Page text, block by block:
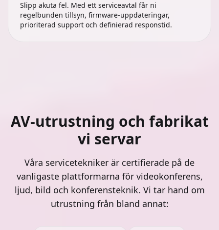
Slipp akuta fel. Med ett serviceavtal får ni
regelbunden tillsyn, firmware-uppdateringar,
prioriterad support och definierad responstid.
AV-utrustning och fabrikat
vi servar
Våra servicetekniker är certifierade på de
vanligaste plattformarna för videokonferens,
ljud, bild och konferensteknik. Vi tar hand om
utrustning från bland annat: